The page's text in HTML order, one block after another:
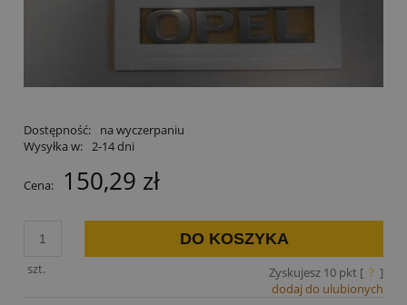
Dostępność:
na wyczerpaniu
Wysyłka w: 2-14 dni
Cena: 150,29 zł
szt.
DO KOSZYKA
Zyskujesz 10pkt [ ? ]
dodaj do ulubionych